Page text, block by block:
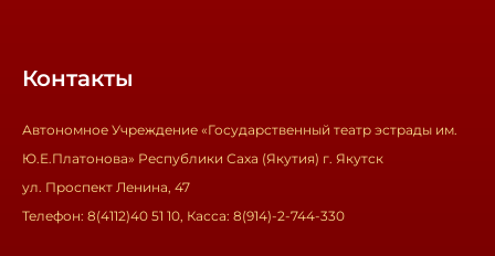
Контакты
Автономное Учреждение «Государственный театр эстрады им.
Ю.Е.Платонова» Республики Саха (Якутия) г. Якутск
ул. Проспект Ленина, 47
Телефон: 8(4112)40 51 10, Касса: 8(914)-2-744-330